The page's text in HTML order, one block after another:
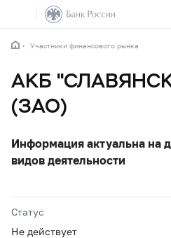
Участники финансового рынка
АКБ
(ЗАО)
Информация актуальна на
видов деятельности
Статус
Не действует